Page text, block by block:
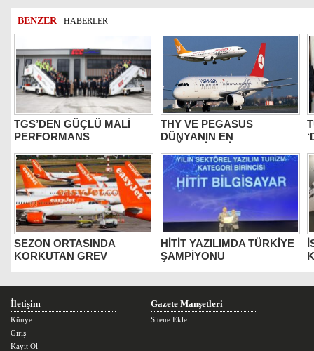
BENZER HABERLER
TGS’DEN GÜÇLÜ MALİ
PERFORMANS
THY VE PEGASUS
DÜNYANIN EN
SEZON ORTASINDA
KORKUTAN GREV
HİTİT YAZILIMDA TÜRKİYE
ŞAMPİYONU
İletişim
Künye
Giriş
Kayıt Ol
Gazete Manşetleri
Sitene Ekle